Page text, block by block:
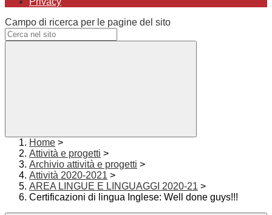
Campo di ricerca per le pagine del sito
Home >
Attività e progetti >
Archivio attività e progetti >
Attività 2020-2021 >
AREA LINGUE E LINGUAGGI 2020-21 >
Certificazioni di lingua Inglese: Well done guys!!!